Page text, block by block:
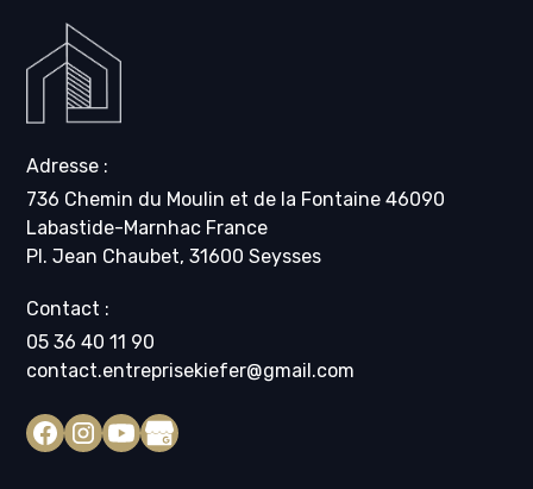
Adresse :
736 Chemin du Moulin et de la Fontaine 46090
Labastide-Marnhac France
Pl. Jean Chaubet, 31600 Seysses
Contact :
05 36 40 11 90
contact.entreprisekiefer@gmail.com